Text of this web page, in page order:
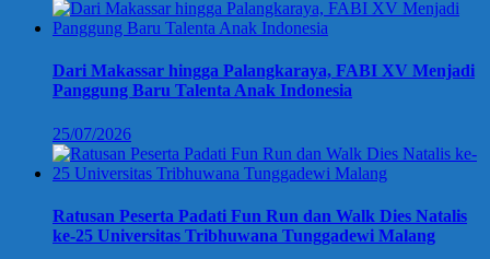
Dari Makassar hingga Palangkaraya, FABI XV Menjadi
Panggung Baru Talenta Anak Indonesia
25/07/2026
Ratusan Peserta Padati Fun Run dan Walk Dies Natalis
ke-25 Universitas Tribhuwana Tunggadewi Malang